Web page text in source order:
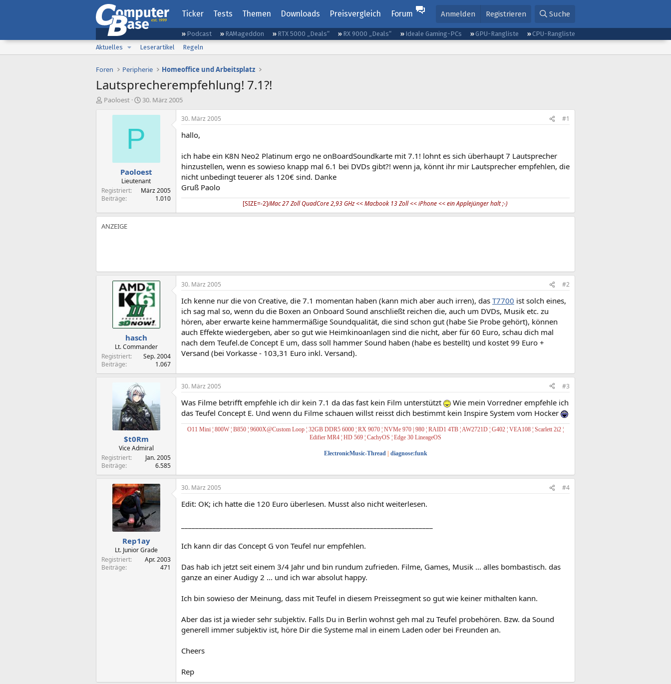
Ticker Tests Themen Downloads Preisvergleich Forum Anmelden Registrieren Suche
Podcast RAMageddon RTX 5000 „Deals“ RX 9000 „Deals“ Ideale Gaming-PCs GPU-Rangliste
CPU-Rangliste
Aktuelles
Leserartikel Regeln
Foren Peripherie Homeoffice und Arbeitsplatz
Lautsprecherempfehlung! 7.1?!
E
Paoloest
E
s
e
t
a
m
30. März 2005
P
Paoloest
Lieutenant
Registriert
März 2005
Beiträge
1.010
30. März 2005 #1
hallo,
ich habe ein K8N Neo2 Platinum ergo ne onBoardSoundkarte mit 7.1! lohnt es sich überhaupt 7 Lautsprecher
hinzustellen, wenn es sowieso knapp mal 6.1 bei DVDs gibt?! wenn ja, könnt ihr mir Lautsprecher empfehlen, die
nicht unbedingt teuerer als 120€ sind. Danke
Gruß Paolo
[SIZE=-2]iMac 27 Zoll QuadCore 2,93 GHz << Macbook 13 Zoll << iPhone << ein Applejünger halt ;-)
hasch
Lt. Commander
Registriert
Sep. 2004
Beiträge
1.067
30. März 2005 #2
Ich kenne nur die von Creative, die 7.1 momentan haben (kann mich aber auch irren), das T7700 ist solch eines,
ich sag mal so, wenn du die Boxen an Onboard Sound anschließt reichen die, auch um DVDs, Musik etc. zu
hören, aber erwarte keine hammermäßige Soundqualität, die sind schon gut (habe Sie Probe gehört), können
auch Effekte wiedergeben, aber so gut wie Heimkinoanlagen sind die nicht, aber für 60 Euro, schau dich mal
nach dem Teufel.de Concept E um, dass soll hammer Sound haben (habe es bestellt) und kostet 99 Euro +
Versand (bei Vorkasse - 103,31 Euro inkl. Versand).
$t0Rm
Vice Admiral
Registriert
Jan. 2005
Beiträge
6.585
30. März 2005 #3
Was Filme betrifft empfehle ich dir kein 7.1 da das fast kein Film unterstützt
Wie mein Vorredner empfehle ich
das Teufel Concept E. Und wenn du Filme schauen willst reisst dich bestimmt kein Inspire System vom Hocker
O11 Mini ¦ 800W ¦ B850 ¦ 9600X@Custom Loop ¦ 32GB DDR5 6000 ¦ RX 9070 ¦ NVMe 970 | 980 ¦ RAID1 4TB ¦ AW2721D ¦ G402 ¦ VEA108 ¦ Scarlett 2i2 ¦
Edifier MR4 ¦ HD 569 ¦ CachyOS ¦ Edge 30 LineageOS
ElectronicMusic-Thread | diagnose:funk
Rep1ay
Lt. Junior Grade
Registriert
Apr. 2003
Beiträge
471
30. März 2005 #4
Edit: OK; ich hatte die 120 Euro überlesen. Musst also nicht weiterlesen.
Ich kann dir das Concept G von Teufel nur empfehlen.
Das hab ich jetzt seit einem 3/4 Jahr und bin rundum zufrieden. Filme, Games, Musik ... alles bombastisch. das
ganze an einer Audigy 2 ... und ich war absolut happy.
Ich bin sowieso der Meinung, dass mit Teufel in diesem Preissegment so gut wie keiner mithalten kann.
Aber das ist ja wieder sehr subjektiv. Falls Du in Berlin wohnst geh mal zu Teufel probehören. Bzw. da Sound
generell immer subjektiv ist, höre Dir die Systeme mal in einem Laden oder bei Freunden an.
Cheers
Rep